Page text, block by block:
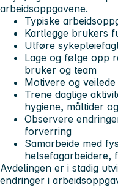
arbeidsoppgavene.
Typiske
Kartlegge brukers
Utføre
Lage og følge opp
bruker og team
Motivere og
Trene daglige
hygiene, måltider
Observere
forverring
Samarbeide med
helsefagarbeidere,
Avdelingen er i stadig
endringer i